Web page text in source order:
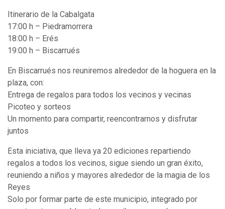
Itinerario de la Cabalgata
17:00 h – Piedramorrera
18:00 h – Erés
19:00 h – Biscarrués
En Biscarrués nos reuniremos alrededor de la hoguera en la
plaza, con:
Entrega de regalos para todos los vecinos y vecinas
Picoteo y sorteos
Un momento para compartir, reencontrarnos y disfrutar
juntos
Esta iniciativa, que lleva ya 20 ediciones repartiendo
regalos a todos los vecinos, sigue siendo un gran éxito,
reuniendo a niños y mayores alrededor de la magia de los
Reyes
Solo por formar parte de este municipio, integrado por